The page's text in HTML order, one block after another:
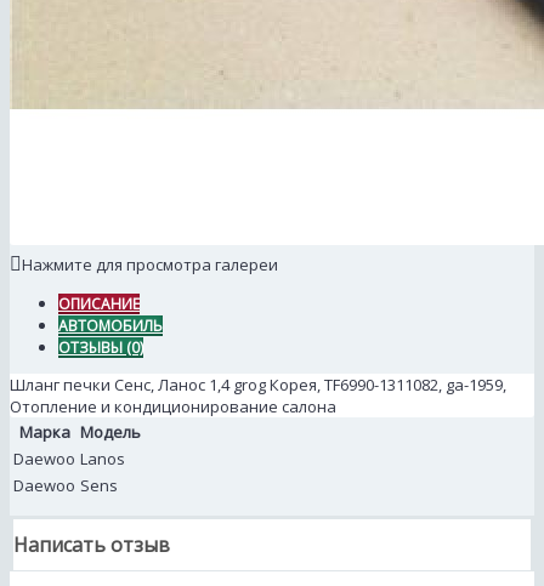
Нажмите для просмотра галереи
ОПИСАНИЕ
АВТОМОБИЛЬ
ОТЗЫВЫ (0)
Шланг печки Сенс, Ланос 1,4 grog Корея, TF6990-1311082, ga-1959,
Отопление и кондиционирование салона
Марка Модель
Daewoo Lanos
Daewoo Sens
Написать отзыв